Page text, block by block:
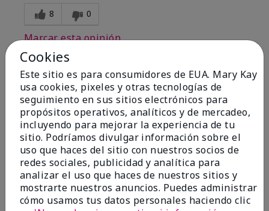
8 0
Marcar esta opinión
1
I have used Marykay eyeliner
since 1992. This new product
go
Enviado
Hace 3 meses
porJacqueline
deSupply
Evaluado en
Cookies
Este sitio es para consumidores de EUA. Mary Kay
usa cookies, pixeles y otras tecnologías de
seguimiento en sus sitios electrónicos para
propósitos operativos, analíticos y de mercadeo,
incluyendo para mejorar la experiencia de tu
sitio. Podríamos divulgar información sobre el
uso que haces del sitio con nuestros socios de
redes sociales, publicidad y analítica para
analizar el uso que haces de nuestros sitios y
mostrarte nuestros anuncios. Puedes administrar
cómo usamos tus datos personales haciendo clic